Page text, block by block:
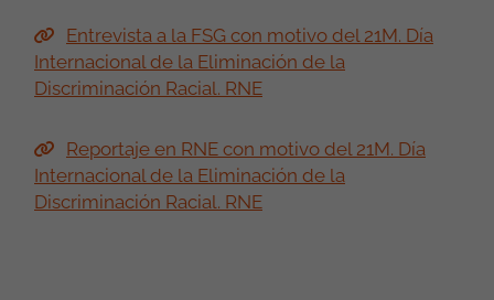
Entrevista a la FSG con motivo del 21M. Día
Internacional de la Eliminación de la
Discriminación Racial. RNE
Reportaje en RNE con motivo del 21M. Día
Internacional de la Eliminación de la
Discriminación Racial. RNE